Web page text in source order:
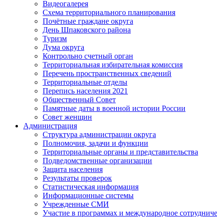
Видеогалерея
Схема территориального планирования
Почётные граждане округа
День Шпаковского района
Туризм
Дума округа
Контрольно счетный орган
Территориальная избирательная комиссия
Перечень пространственных сведений
Территориальные отделы
Перепись населения 2021
Общественный Совет
Памятные даты в военной истории России
Совет женщин
Администрация
Структура администрации округа
Полномочия, задачи и функции
Территориальные органы и представительства
Подведомственные организации
Защита населения
Результаты проверок
Статистическая информация
Информационные системы
Учрежденные СМИ
Участие в программах и международное